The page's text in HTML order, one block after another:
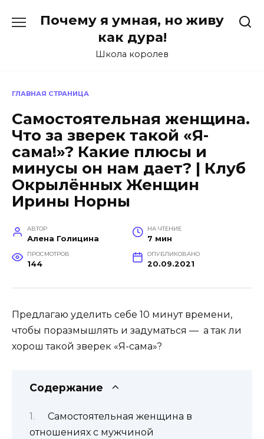
Почему я умная, но живу
как дура!
Школа королев
ГЛАВНАЯ СТРАНИЦА
Самостоятельная женщина.
Что за зверек такой «Я-
сама!»? Какие плюсы и
минусы он нам дает? | Клуб
Окрылённых Женщин
Ирины Норны
АВТОР
Алена Голицина
НА ЧТЕНИЕ
7 мин
ПРОСМОТРОВ
144
ОПУБЛИКОВАНО
20.09.2021
Предлагаю уделить себе 10 минут времени,
чтобы поразмышлять и задуматься — а так ли
хорош такой зверек «Я-сама»?
Содержание
Самостоятельная женщина в
отношениях с мужчиной